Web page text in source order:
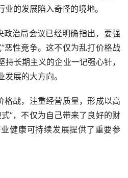
的发展陷入奇怪的境地。
治局会议已经明确指出，要强
恶性竞争。这不仅为乱打价格战
长期主义的企业一记强心针，
展的大方向。
格战，注重经营质量，形成以高
”，不仅为自己带来了良好的财
健康可持续发展提供了重要参